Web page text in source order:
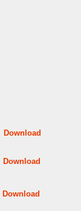
Download
Download
Download